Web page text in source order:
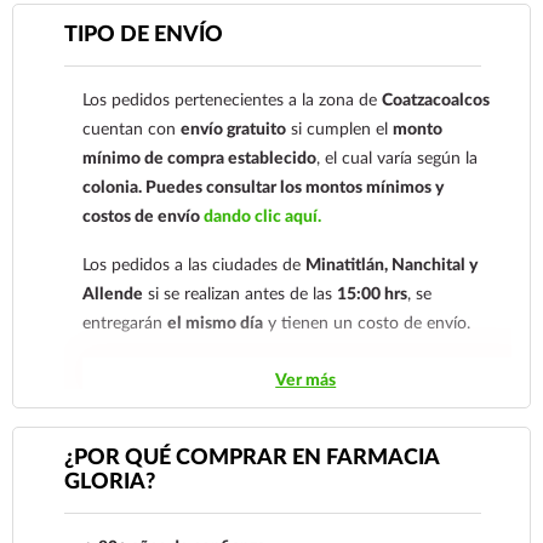
Para esta forma de pago el cliente deberá enviar su
comprobante de pago a al siguiente correo
nuestro
921 261 8491
TIPO DE ENVÍO
Los pedidos pertenecientes a la zona deCoatzacoalcos
cuentan conenvío gratuito si cumplen elmonto
mínimo de compra establecido, el cual varía según la
colonia. Puedes consultar los montos mínimos y
costos de envíodando clic aquí.
Los pedidos a las ciudades de Minatitlán, Nanchital y
Allende si se realizan antes de las 15:00 hrs, se
entregaránel mismo día y tienen un costo de envío.
Los pedidos de otras localidades se envían mediante
.Sólo hacemos envíos en el territorio
nacional.
Ver más
¿POR QUÉ COMPRAR EN FARMACIA
GLORIA?